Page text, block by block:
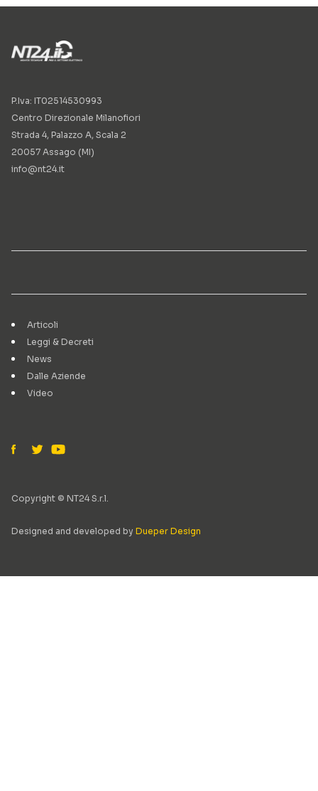
P.Iva: IT02514530993
Centro Direzionale Milanofiori
Strada 4, Palazzo A, Scala 2
20057 Assago (MI)
info@nt24.it
Articoli
Leggi & Decreti
News
Dalle Aziende
Video
Copyright © NT24 S.r.l.
Designed and developed by Dueper Design